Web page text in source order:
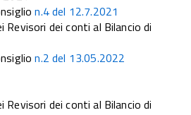
n.4 del 12.7.2021
Revisori dei conti al Bilancio di
n.2 del 13.05.2022
Revisori dei conti al Bilancio di